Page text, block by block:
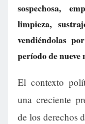
sospechosa,
limpieza,
vendiéndolas
período de nueve
El contexto
una creciente
de los derechos